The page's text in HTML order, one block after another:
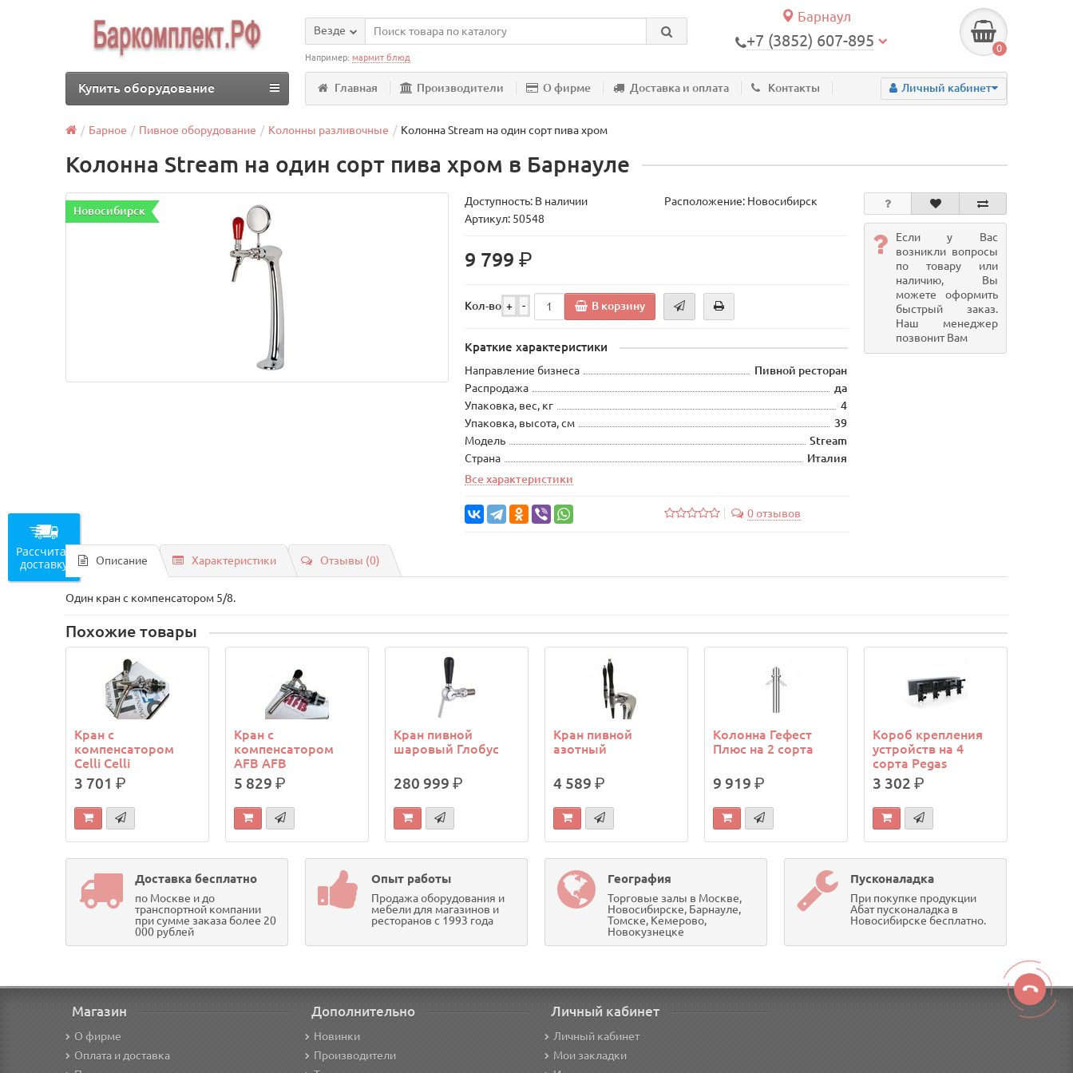
Барнаул
+7 (3852) 607-895 0
Везде
Например:мармит блюд
Главная Производители О фирме Доставка и оплата Контакты Личный кабинет
Купить оборудование
Барное Пивное оборудование Колонны разливочные Колонна Stream на один сорт пива хром
Колонна Stream на один сорт пива хром в Барнауле
Новосибирск
Доступность: В наличии
Расположение: Новосибирск
Артикул: 50548
9 799р.
Кол-во + - В корзину
Краткие характеристики
Направление бизнеса
Пивной ресторан
Распродажа
да
Упаковка, вес, кг
4
Упаковка, высота, см
39
Модель
Stream
Страна
Италия
Все характеристики
0 отзывов
Если у Вас
возникли вопросы
по товару или
наличию, Вы
можете оформить
быстрый заказ.
Наш менеджер
позвонит Вам
Описание Характеристики Отзывы (0)
Один кран с компенсатором 5/8.
Похожие товары
Кран с
компенсатором
Celli Celli
3 701р.
Кран с
компенсатором
AFB AFB
5 829р.
Кран пивной
шаровый Глобус
280 999р.
Кран пивной
азотный
4 589р.
Колонна Гефест
Плюс на 2 сорта
9 919р.
Короб крепления
устройств на 4
сорта Pegas
3 302р.
Доставка бесплатно
по Москве и до
транспортной компании
при сумме заказа более 20
000 рублей
Опыт работы
Продажа оборудования и
мебели для магазинов и
ресторанов с 1993 года
География
Торговые залы в Москве,
Новосибирске, Барнауле,
Томске, Кемерово,
Новокузнецке
Пусконаладка
При покупке продукции
Абат пусконаладка в
Новосибирске бесплатно.
Магазин
О фирме
Оплата и доставка
Дополнительно
Новинки
Производители
Личный кабинет
Личный кабинет
Мои закладки
Рассчитать
доставку